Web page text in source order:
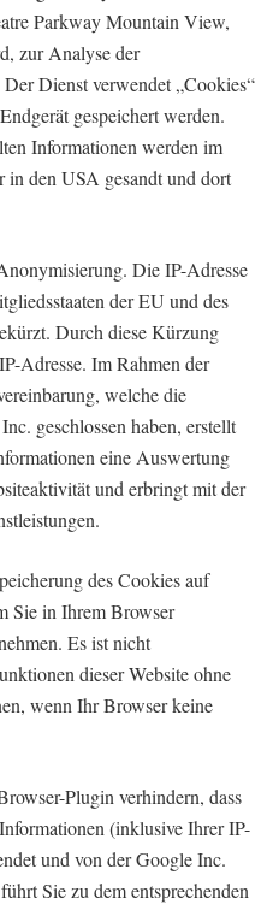
Parkway Mountain View,
zur Analyse der
Dienst verwendet „Cookies“
gespeichert werden.
Informationen werden im
in den USA gesandt und dort
Die IP-Adresse
der EU und des
Durch diese Kürzung
Adresse. Im Rahmen der
welche die
geschlossen haben, erstellt
eine Auswertung
und erbringt mit der
des Cookies auf
Sie in Ihrem Browser
Es ist nicht
dieser Website ohne
wenn Ihr Browser keine
Plugin verhindern, dass
(inklusive Ihrer IP-
und von der Google Inc.
Sie zu dem entsprechenden